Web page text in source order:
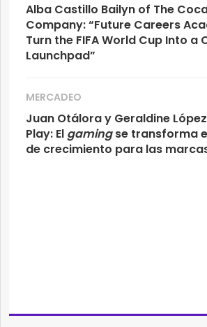
Alba Castillo Bailyn of The
Company: “Future Careers
Turn the FIFA World Cup Into a
Launchpad”
MERCADEO
Juan Otálora y Geraldine
Play: El gamingse transforma
de crecimiento para las